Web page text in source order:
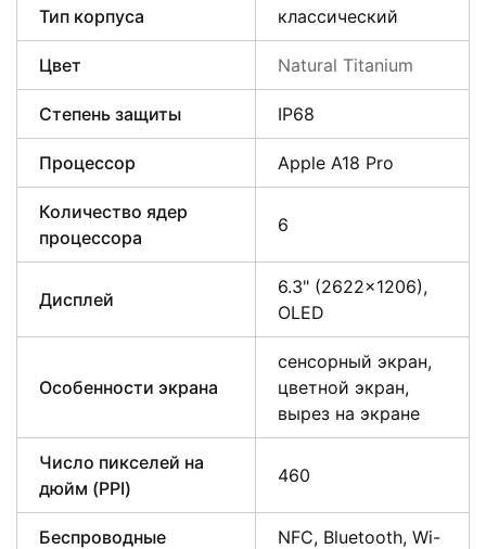
Тип корпуса классический
Цвет Natural Titanium
Степень защиты IP68
Процессор Apple A18 Pro
Количество ядер
процессора
6
Дисплей
6.3" (2622×1206),
OLED
Особенности экрана
сенсорный экран,
цветной экран,
вырез на экране
Число пикселей на
дюйм (PPI)
460
Беспроводные
NFC, Bluetooth, Wi-